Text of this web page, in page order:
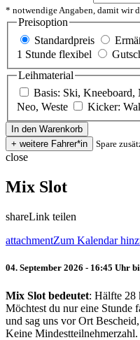
* notwendige Angaben, damit wir
Preisoption
Standardpreis
1 Stunde flexibel
Leihmaterial
Basis: Ski, Kneeboard,
Neo, Weste
Kicker:
Spare
close
Mix Slot
shareLink teilen
attachmentZum Kalendar
04. September 2026 - 16:45 Uhr
Mix Slot bedeutet: Hälfte 28
Möchtest du nur eine Stunde
und sag uns vor Ort
Keine Mindestteilnehmerzahl.